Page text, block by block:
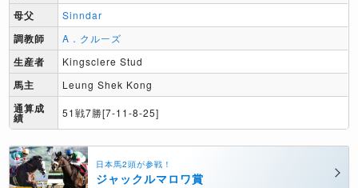
母父 Sinndar
調教師 A．クルーズ
生産者 Kingsclere Stud
馬主 Leung Shek Kong
通算成
績 51戦7勝[7-11-8-25]
日本馬2頭が参戦！
ジャックルマロワ賞